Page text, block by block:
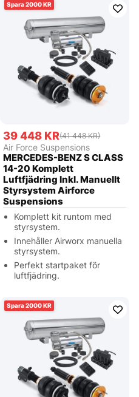
2000
39 448 KR(41 448 KR)
Air Force Suspensions
MERCEDES-BENZ S CLASS
14-20 Komplett
Luftfjädring Inkl. Manuellt
Styrsystem Airforce
Suspensions
Komplett kit runtom med
styrsystem.
Innehåller Airworx manuella
styrsystem.
Perfekt startpaket för
luftfjädring.
2000